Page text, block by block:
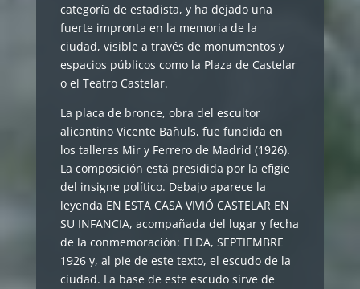
categoría de estadista, y ha dejado una
fuerte impronta en la memoria de la
ciudad, visible a través de monumentos y
espacios públicos como la Plaza de Castelar
o el Teatro Castelar.
La placa de bronce, obra del escultor
alicantino Vicente Bañuls, fue fundida en
los talleres Mir y Ferrero de Madrid (1926).
La composición está presidida por la efigie
del insigne político. Debajo aparece la
leyenda EN ESTA CASA VIVIÓ CASTELAR EN
SU INFANCIA, acompañada del lugar y fecha
de la conmemoración: ELDA, SEPTIEMBRE
1926 y, al pie de este texto, el escudo de la
ciudad. La base de este escudo sirve de